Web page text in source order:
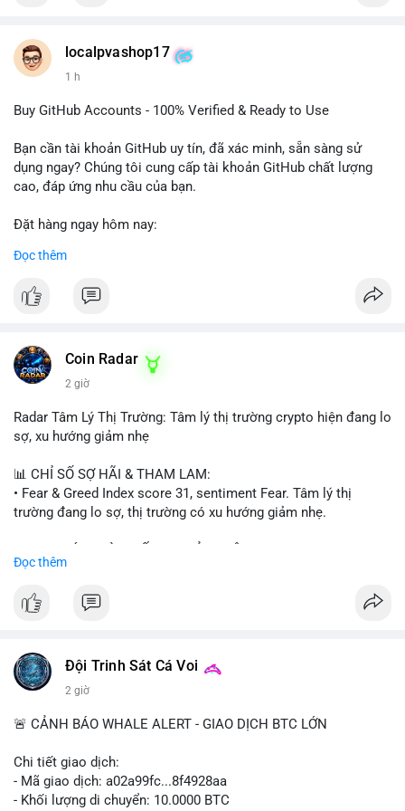
- Email: localpvashop@gmail.com
dịch vụ chuyên nghiệp!
#buytextnowaccounts #pva #textnow
localpvashop17
1 h
Buy GitHub Accounts - 100% Verified & Ready to Use
Bạn cần tài khoản GitHub uy tín, đã xác minh, sẵn sàng sử
dụng ngay? Chúng tôi cung cấp tài khoản GitHub chất lượng
cao, đáp ứng nhu cầu của bạn.
Đặt hàng ngay hôm nay:
✅ Phản hồi trong 24 giờ
✅ WhatsApp: +1 (66
✅ Telegram: @localpvashop
Liên hệ ngay để được tư vấn và hỗ trợ nhanh nhất!
Đọc thêm
Coin Radar
2 giờ
Radar Tâm Lý Thị Trường: Tâm lý thị trường crypto hiện đang lo
sợ, xu hướng giảm nhẹ
📊 CHỈ SỐ SỢ HÃI & THAM LAM:
• Fear & Greed Index score 31, sentiment Fear. Tâm lý thị
trường đang lo sợ, thị trường có xu hướng giảm nhẹ.
• CoinGecko trending coins: Tutorial, Pudgy Penguins, IoTeX,
• LunarCrush trending topics: Ethereum, Solana, Dogecoin,
crypto interest.
• Telegram CoinTelegraph: xAI release, Cloudflare Kitesurf, EU
• Binance announcements: Apple/IBM dividend via bStocks,
MMT Trading Tournament, Alpha Trading Competition, USD1
Airdrop extension, Momentum integration.
Đọc thêm
Đội Trinh Sát Cá Voi
2 giờ
🚨 CẢNH BÁO WHALE ALERT - GIAO DỊCH BTC LỚN
Chi tiết giao dịch:
- Mã giao dịch: a02a99fc...8f4928aa
- Khối lượng di chuyển: 10.0000 BTC